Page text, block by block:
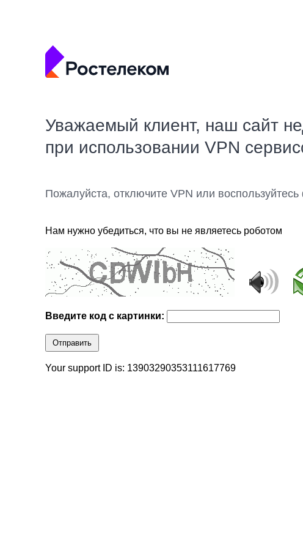
Уважаемый клиент, наш сайт
при использовании VPN
Пожалуйста, отключите VPN или
Нам нужно убедиться, что вы не являетесь роботом
Введите код с картинки:
Отправить
Your support ID is: 13903290353111617769